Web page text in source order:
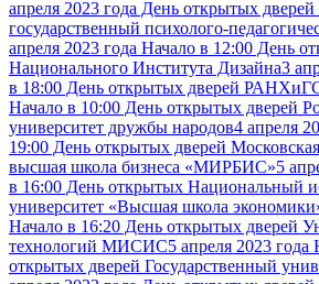
апреля 2023 года День открытых
государственный психолого-
апреля 2023 года Начало в 12:00 День
Национального Института Дизайна3
в 18:00 День открытых дверей
Начало в 10:00 День открытых дверей
университет дружбы народов4 апреля
19:00 День открытых дверей
высшая школа бизнеса «МИРБИС»5
в 16:00 День открытых Национальный
университет «Высшая школа
Начало в 16:20 День открытых дверей
технологий МИСИС5 апреля 2023
открытых дверей Государственный